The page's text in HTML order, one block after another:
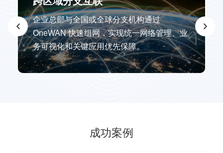
企业总部与全国或全球分支机构通过
OneWAN 快速组网，实现统一网络管理、业
务可视化和关键应用优先保障。
成功案例